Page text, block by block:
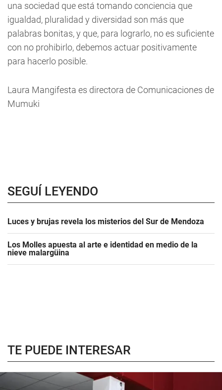
una sociedad que está tomando conciencia que
igualdad, pluralidad y diversidad son más que
palabras bonitas, y que, para lograrlo, no es suficiente
con no prohibirlo, debemos actuar positivamente
para hacerlo posible.
Laura Mangifesta es directora de Comunicaciones de
Mumuki
SEGUÍ LEYENDO
Luces y brujas revela los misterios del Sur de Mendoza
Los Molles apuesta al arte e identidad en medio de la
nieve malargüina
TE PUEDE INTERESAR